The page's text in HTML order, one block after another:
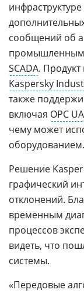
сообщений об
промышленным
SCADA.
Kaspersky
также
включая OPC UA
чему может
оборудованием.
Решение
графический
отклонений.
временным
процессов
видеть, что
системы.
«Передовые